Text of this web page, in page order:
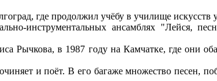
где продолжил учёбу в училище
инструментальных ансамблях "Лейся,
Рычкова, в 1987 году на Камчатке, где они
и поёт. В его багаже множество песен,